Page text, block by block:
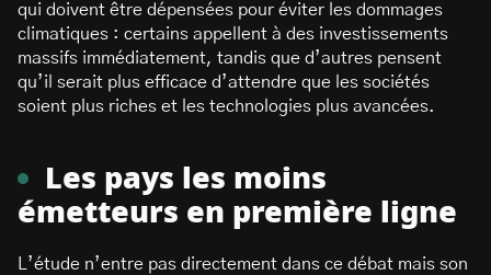
qui doivent être dépensées pour éviter les dommages
climatiques : certains appellent à des investissements
massifs immédiatement, tandis que d’autres pensent
qu’il serait plus efficace d’attendre que les sociétés
soient plus riches et les technologies plus avancées.
Les pays les moins
émetteurs en première ligne
L’étude n’entre pas directement dans ce débat mais son